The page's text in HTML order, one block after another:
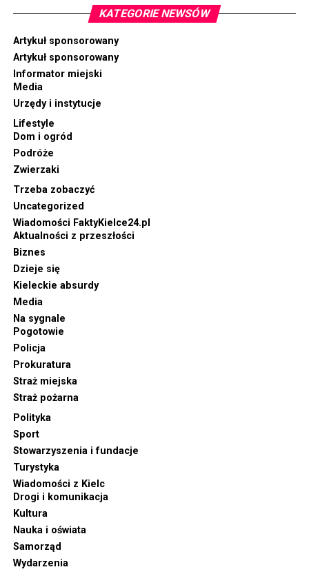
KATEGORIE NEWSÓW
Artykuł sponsorowany
Artykuł sponsorowany
Informator miejski
Media
Urzędy i instytucje
Lifestyle
Dom i ogród
Podróże
Zwierzaki
Trzeba zobaczyć
Uncategorized
Wiadomości FaktyKielce24.pl
Aktualności z przeszłości
Biznes
Dzieje się
Kieleckie absurdy
Media
Na sygnale
Pogotowie
Policja
Prokuratura
Straż miejska
Straż pożarna
Polityka
Sport
Stowarzyszenia i fundacje
Turystyka
Wiadomości z Kielc
Drogi i komunikacja
Kultura
Nauka i oświata
Samorząd
Wydarzenia